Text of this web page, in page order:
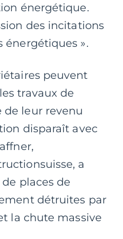
énergétique.
des incitations
énergétiques ».
peuvent
travaux de
leur revenu
disparaît avec
a
places de
détruites par
la chute massive